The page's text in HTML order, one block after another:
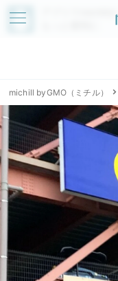
アプリでmichillが
michill byGMO（ミチル）